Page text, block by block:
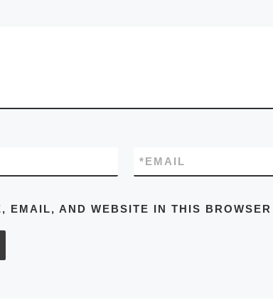
EMAIL
*
EMAIL, AND WEBSITE IN THIS